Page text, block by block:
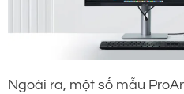
Ngoài ra, một số mẫu